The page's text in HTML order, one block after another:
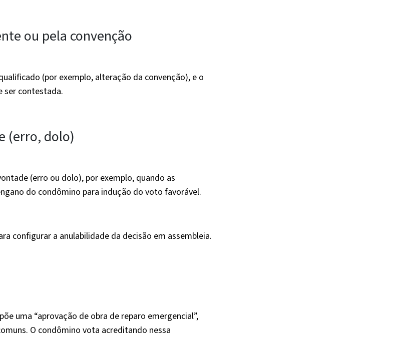
ou pela convenção
(por exemplo, alteração da convenção), e o
ser contestada.
(erro, dolo)
(erro ou dolo), por exemplo, quando as
do condômino para indução do voto favorável.
configurar a anulabilidade da decisão em assembleia.
uma “aprovação de obra de reparo emergencial”,
O condômino vota acreditando nessa